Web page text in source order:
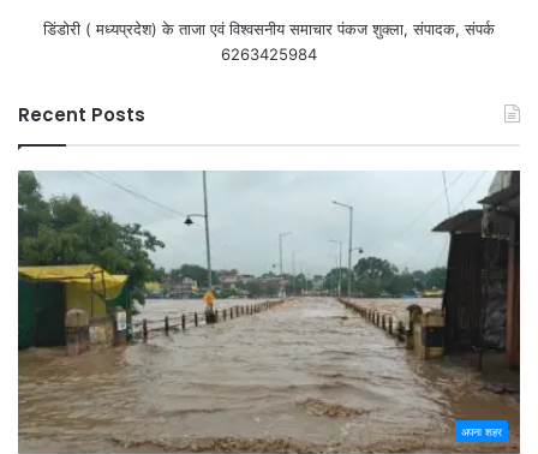
डिंडोरी ( मध्यप्रदेश) के ताजा एवं विश्वसनीय समाचार पंकज शुक्ला, संपादक, संपर्क
6263425984
Recent Posts
अपना शहर